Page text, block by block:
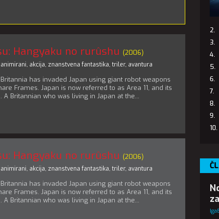
Hangyaku no rurûshu (2006)
animirani, akcija, znanstvena fantastika, triler, avantura
has invaded Japan using giant robot weapons
Frames. Japan is now referred to as Area 11, and its
A Britannian who was living in Japan at the...
Hangyaku no rurûshu (2006)
animirani, akcija, znanstvena fantastika, triler, avantura
has invaded Japan using giant robot weapons
Frames. Japan is now referred to as Area 11, and its
A Britannian who was living in Japan at the...